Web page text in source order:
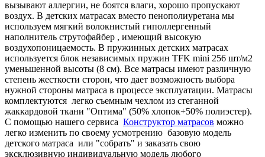
вызывают аллергии, не боятся влаги, хорошо пропускают
воздух. В детских матрасах вместо пенополиуретана мы
используем мягкий волокнистый гиполлергенный
наполнитель струтофайбер , имеющий высокую
воздухопоницаемость. В пружинных детских матрасах
используется блок независимых пружин TFK mini 256 шт/м2
уменьшенной высоты (8 см). Все матрасы имеют различную
степень жесткости сторон, что дает возможность выбора
нужной стороны матраса в процессе эксплуатации. Матрасы
комплектуются легко съемным чехлом из стеганной
жаккардовой ткани "Оптима" (50% хлопок+50% полиэстер).
С помощью нашего сервиса Конструктор матрасов можно
легко изменить по своему усмотрению базовую модель
детского матраса или "собрать" и заказать свою
эксклюзивную индивидуальную модель любого